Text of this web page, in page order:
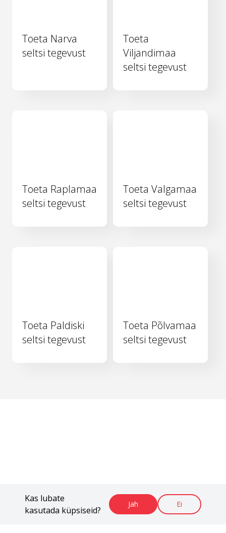
Kas lubate
kasutada küpsiseid?
Jah Ei
Toeta Narva
seltsi tegevust
Toeta
Viljandimaa
seltsi tegevust
Toeta Raplamaa
seltsi tegevust
Toeta Valgamaa
seltsi tegevust
Toeta Paldiski
seltsi tegevust
Toeta Põlvamaa
seltsi tegevust